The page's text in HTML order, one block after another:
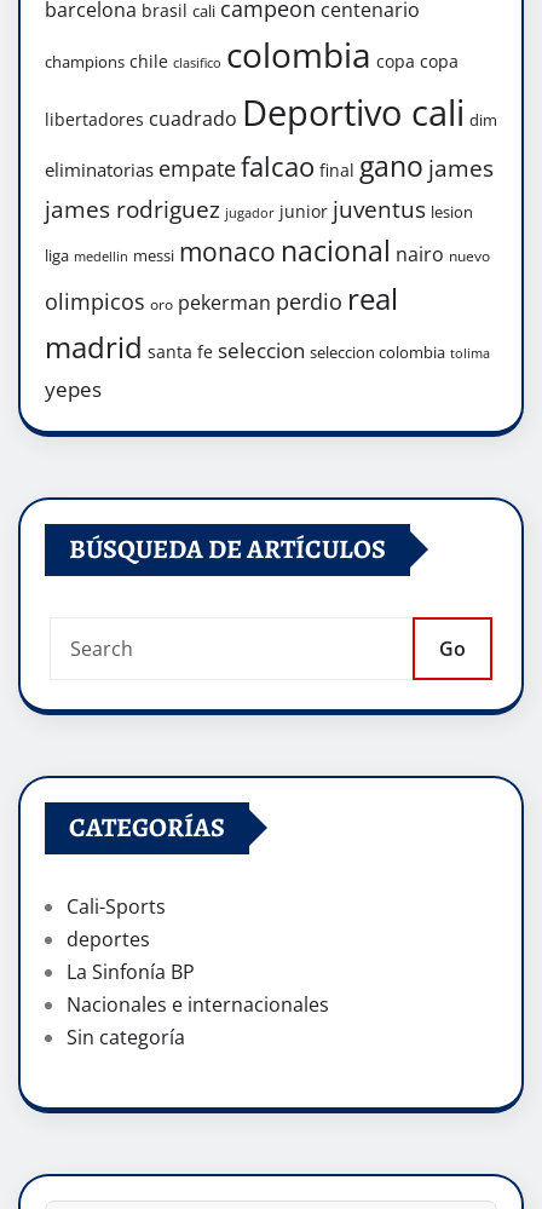
barcelona brasil cali campeon centenario
champions chile clasifico colombia copa copa
libertadores cuadrado Deportivo cali dim
eliminatorias empatefalcao final gano james
james rodriguez jugador junior juventus lesion
liga medellin messi monaco nacional nairo nuevo
olimpicos oro pekerman perdio real
madrid santa fe seleccion seleccion colombia tolima
yepes
BÚSQUEDA DE ARTÍCULOS
Go
CATEGORÍAS
Cali-Sports
deportes
La Sinfonía BP
Nacionales e internacionales
Sin categoría